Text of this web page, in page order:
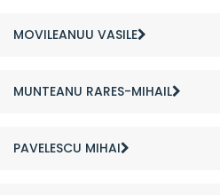
MOVILEANUU VASILE
MUNTEANU RARES-MIHAIL
PAVELESCU MIHAI